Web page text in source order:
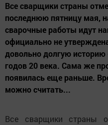
Все сварщики страны
последнюю пятницу мая,
сварочные работы идут
официально не
довольно долгую историю
годов 20 века. Сама же
появилась еще раньше.
можно считать...
Все сварщики страны